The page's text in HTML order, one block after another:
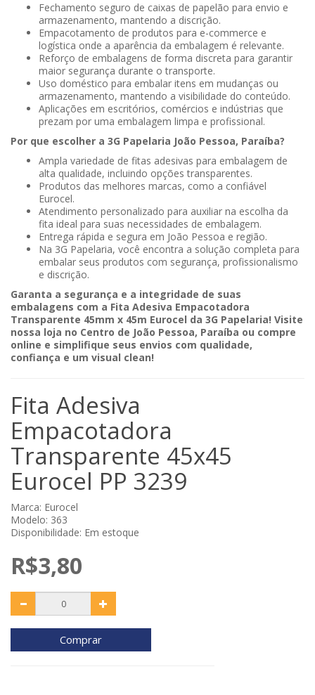
Fechamento seguro de caixas de papelão para envio e
armazenamento, mantendo a discrição.
Empacotamento de produtos para e-commerce e
logística onde a aparência da embalagem é relevante.
Reforço de embalagens de forma discreta para garantir
maior segurança durante o transporte.
Uso doméstico para embalar itens em mudanças ou
armazenamento, mantendo a visibilidade do conteúdo.
Aplicações em escritórios, comércios e indústrias que
prezam por uma embalagem limpa e profissional.
Por que escolher a 3G Papelaria João Pessoa, Paraíba?
Ampla variedade de fitas adesivas para embalagem de
alta qualidade, incluindo opções transparentes.
Produtos das melhores marcas, como a confiável
Eurocel.
Atendimento personalizado para auxiliar na escolha da
fita ideal para suas necessidades de embalagem.
Entrega rápida e segura em João Pessoa e região.
Na 3G Papelaria, você encontra a solução completa para
embalar seus produtos com segurança, profissionalismo
e discrição.
Garanta a segurança e a integridade de suas
embalagens com a Fita Adesiva Empacotadora
Transparente 45mm x 45m Eurocel da 3G Papelaria! Visite
nossa loja no Centro de João Pessoa, Paraíba ou compre
online e simplifique seus envios com qualidade,
confiança e um visual clean!
Fita Adesiva
Empacotadora
Transparente 45x45
Eurocel PP 3239
Marca: Eurocel
Modelo: 363
Disponibilidade: Em estoque
R$3,80
Comprar